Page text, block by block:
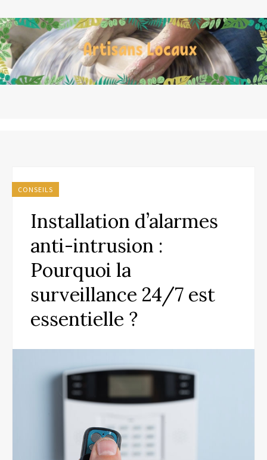
CONSEILS
Installation d’alarmes
anti-intrusion :
Pourquoi la
surveillance 24/7 est
essentielle ?